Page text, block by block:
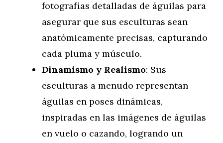
fotografías detalladas de águilas para
asegurar que sus esculturas sean
anatómicamente precisas, capturando
cada pluma y músculo.
Dinamismo y Realismo: Sus
esculturas a menudo representan
águilas en poses dinámicas,
inspiradas en las imágenes de águilas
en vuelo o cazando, logrando un